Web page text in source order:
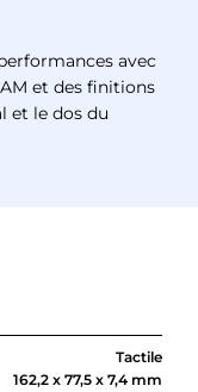
avec
et des finitions
et le dos du
Tactile
162,2 x 77,5 x 7,4 mm